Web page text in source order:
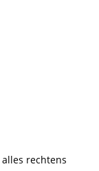
rechtens